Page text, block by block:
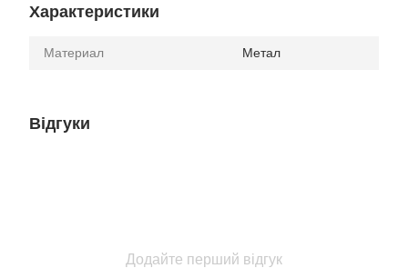
Характеристики
Материал Метал
Відгуки
Додайте перший відгук